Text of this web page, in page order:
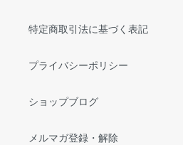
特定商取引法に基づく表記
プライバシーポリシー
ショップブログ
メルマガ登録・解除